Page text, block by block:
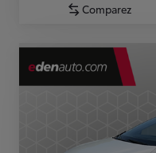
Comparez